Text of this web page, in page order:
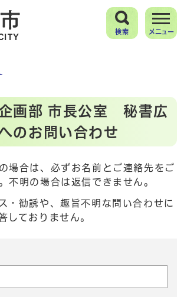
検索 メニュー
企画部 市長公室 秘書広
のお問い合わせ
場合は、必ずお名前とご連絡先をご
不明の場合は返信できません。
・勧誘や、趣旨不明な問い合わせに
しておりません。